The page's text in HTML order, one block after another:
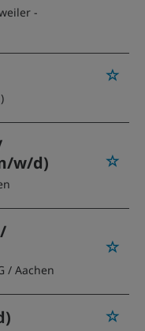
-
w/d)
/ Aachen